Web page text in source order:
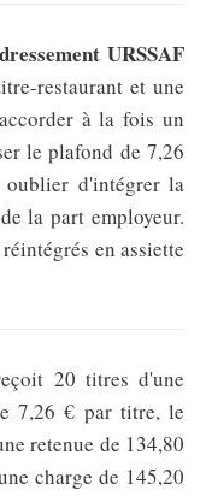
URSSAF
restaurant et une
à la fois un
le plafond de 7,26
d'intégrer la
la part employeur.
en assiette
20 titres d'une
7,26 € par titre, le
retenue de 134,80
charge de 145,20